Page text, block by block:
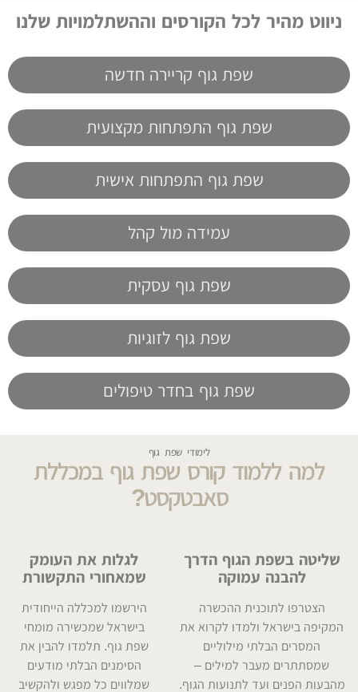
ניווט מהיר לכל הקורסים וההשתלמויות שלנו
שפת גוף קריירה חדשה
שפת גוף התפתחות מקצועית
שפת גוף התפתחות אישית
עמידה מול קהל
שפת גוף עסקית
שפת גוף לזוגיות
שפת גוף בחדר טיפולים
לימודי שפת גוף
למה ללמוד קורס שפת גוף במכללת
סאבטקסט?
שליטה בשפת הגוף הדרך
להבנה עמוקה
הצטרפו לתוכנית ההכשרה
המקיפה בישראל ולמדו לקרוא את
המסרים הבלתי מילוליים
שמסתתרים מעבר למילים –
מהבעות הפנים ועד לתנועות הגוף.
לגלות את העומק
שמאחורי התקשורת
הירשמו למכללה הייחודית
בישראל שמכשירה מומחי
שפת גוף. תלמדו להבין את
הסימנים הבלתי מודעים
שמלווים כל מפגש ולהקשיב